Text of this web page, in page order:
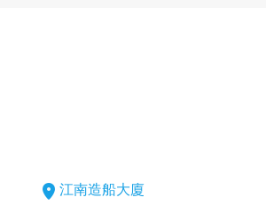
江南造船大廈